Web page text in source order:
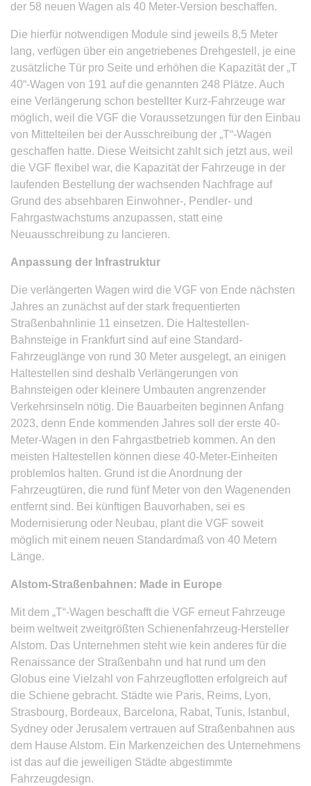
der 58 neuen Wagen als 40 Meter-Version beschaffen.
Die hierfür notwendigen Module sind jeweils 8,5 Meter
lang, verfügen über ein angetriebenes Drehgestell, je eine
zusätzliche Tür pro Seite und erhöhen die Kapazität der „T
40“-Wagen von 191 auf die genannten 248 Plätze. Auch
eine Verlängerung schon bestellter Kurz-Fahrzeuge war
möglich, weil die VGF die Voraussetzungen für den Einbau
von Mittelteilen bei der Ausschreibung der „T“-Wagen
geschaffen hatte. Diese Weitsicht zahlt sich jetzt aus, weil
die VGF flexibel war, die Kapazität der Fahrzeuge in der
laufenden Bestellung der wachsenden Nachfrage auf
Grund des absehbaren Einwohner-, Pendler- und
Fahrgastwachstums anzupassen, statt eine
Neuausschreibung zu lancieren.
Anpassung der Infrastruktur
Die verlängerten Wagen wird die VGF von Ende nächsten
Jahres an zunächst auf der stark frequentierten
Straßenbahnlinie 11 einsetzen. Die Haltestellen-
Bahnsteige in Frankfurt sind auf eine Standard-
Fahrzeuglänge von rund 30 Meter ausgelegt, an einigen
Haltestellen sind deshalb Verlängerungen von
Bahnsteigen oder kleinere Umbauten angrenzender
Verkehrsinseln nötig. Die Bauarbeiten beginnen Anfang
2023, denn Ende kommenden Jahres soll der erste 40-
Meter-Wagen in den Fahrgastbetrieb kommen. An den
meisten Haltestellen können diese 40-Meter-Einheiten
problemlos halten. Grund ist die Anordnung der
Fahrzeugtüren, die rund fünf Meter von den Wagenenden
entfernt sind. Bei künftigen Bauvorhaben, sei es
Modernisierung oder Neubau, plant die VGF soweit
möglich mit einem neuen Standardmaß von 40 Metern
Länge.
Alstom-Straßenbahnen: Made in Europe
Mit dem „T“-Wagen beschafft die VGF erneut Fahrzeuge
beim weltweit zweitgrößten Schienenfahrzeug-Hersteller
Alstom. Das Unternehmen steht wie kein anderes für die
Renaissance der Straßenbahn und hat rund um den
Globus eine Vielzahl von Fahrzeugflotten erfolgreich auf
die Schiene gebracht. Städte wie Paris, Reims, Lyon,
Strasbourg, Bordeaux, Barcelona, Rabat, Tunis, Istanbul,
Sydney oder Jerusalem vertrauen auf Straßenbahnen aus
dem Hause Alstom. Ein Markenzeichen des Unternehmens
ist das auf die jeweiligen Städte abgestimmte
Fahrzeugdesign.